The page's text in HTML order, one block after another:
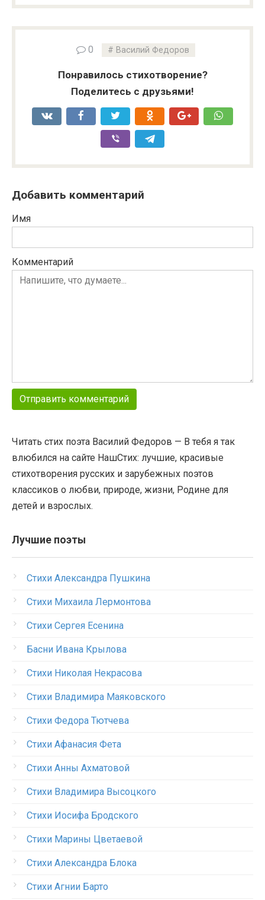
0 Василий Федоров
Понравилось стихотворение?
Поделитесь с друзьями!
Добавить комментарий
Имя
Комментарий
Читать стих поэта Василий Федоров — В тебя я так
влюбился на сайте НашСтих: лучшие, красивые
стихотворения русских и зарубежных поэтов
классиков о любви, природе, жизни, Родине для
детей и взрослых.
Лучшие поэты
Стихи Александра Пушкина
Стихи Михаила Лермонтова
Стихи Сергея Есенина
Басни Ивана Крылова
Стихи Николая Некрасова
Стихи Владимира Маяковского
Стихи Федора Тютчева
Стихи Афанасия Фета
Стихи Анны Ахматовой
Стихи Владимира Высоцкого
Стихи Иосифа Бродского
Стихи Марины Цветаевой
Стихи Александра Блока
Стихи Агнии Барто